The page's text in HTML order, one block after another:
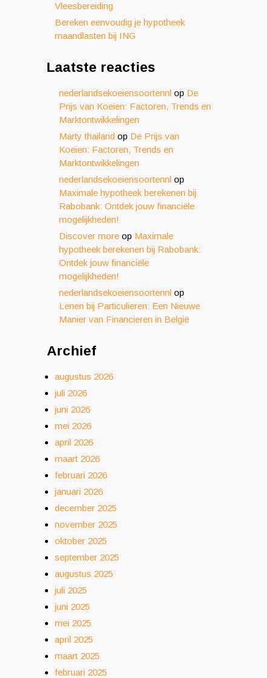
Vleesbereiding
Bereken eenvoudig je hypotheek
maandlasten bij ING
Laatste reacties
nederlandsekoeiensoortennl op De
Prijs van Koeien: Factoren, Trends en
Marktontwikkelingen
Marty thailand op De Prijs van
Koeien: Factoren, Trends en
Marktontwikkelingen
nederlandsekoeiensoortennl op
Maximale hypotheek berekenen bij
Rabobank: Ontdek jouw financiële
mogelijkheden!
Discover more op Maximale
hypotheek berekenen bij Rabobank:
Ontdek jouw financiële
mogelijkheden!
nederlandsekoeiensoortennl op
Lenen bij Particulieren: Een Nieuwe
Manier van Financieren in België
Archief
augustus 2026
juli 2026
juni 2026
mei 2026
april 2026
maart 2026
februari 2026
januari 2026
december 2025
november 2025
oktober 2025
september 2025
augustus 2025
juli 2025
juni 2025
mei 2025
april 2025
maart 2025
februari 2025